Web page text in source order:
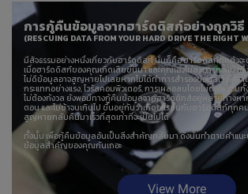
การกู้คืนข้อมูลจากฮาร์ดดิสก์อย่างถูกวิธี
(RESCUING DATA FROM YOUR HARD DRIVE THE RIGHT
มีสัจธรรมอย่างหนึ่งเกี่ยวกับฮาร์ดดิสก์ นั่นก็คือ ฮาร์ดดิสก์ทุกตัวจะ
เมื่อฮาร์ดดิสก์ของคุณเกิดเสียขึ้นมา และคุณเองไม่สามารถจะเข้า
ไม่ดีข้อมูลอาจสูญหายไปเลยหากไม่ได้ทำการสำรองข้อมูลไว้ ซึ่งสา
กระแทกอย่างแรง, ไวรัสคอมพิวเตอร์, การเผลอลบโดยไม่ตั้งใจ รว
ไม่ต้องกังวล ยังพอมีทางกู้คืนข้อมูลจากฮาร์ดดิกส์อยู่หลายทาง
ตอน และไม่ช้าจนเกินไป ขึ้นอยู่กับว่าเกิดอะไรขึ้นกับฮาร์ดดิสก์ทุก
สูญหายกลับคืนมาเร็วที่สุดเท่าที่จะเป็นไปได้
ทั้งนั้น เพื่อกู้คืนข้อมูลอันเป็นสิ่งสำคัญกลับมา ดังนั้นทำตามคำแนะ
ข้อมูลสำคัญของคุณกันเถอะ
View More